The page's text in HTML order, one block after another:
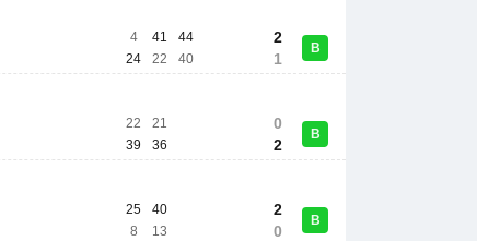
4
24
41
22
44
40
2
1
В
22
39
21
36
0
2
В
25
8
40
13
2
0
В